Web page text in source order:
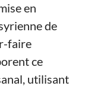
en
de
faire
ce
utilisant